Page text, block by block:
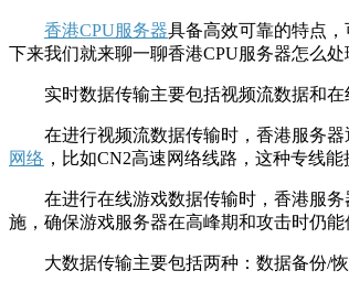
香港CPU服务器具备高效可靠的特点
下来我们就来聊一聊香港CPU服务器怎么处
实时数据传输主要包括视频流数据和在
在进行视频流数据传输时，香港服务器
网络 ，比如CN2高速网络线路，这种专线
在进行在线游戏数据传输时，香港服务
施，确保游戏服务器在高峰期和攻击时仍能
大数据传输主要包括两种：数据备份/恢